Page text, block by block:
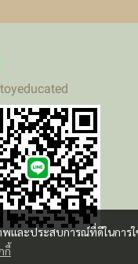
และประสบการณ์ที่ดีในการ
กี้
toyeducated